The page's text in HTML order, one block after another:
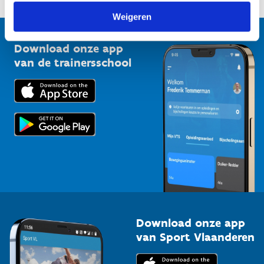
Weigeren
1210 Brussel
Sportclubs
Bedrijven
Trainers en begeleiders
Topsporters
Vlaamse Trainersschool
Kennisplatform
Downloads
Voor de pers
Download onze app
van de trainersschool
Download onze app
van Sport Vlaanderen